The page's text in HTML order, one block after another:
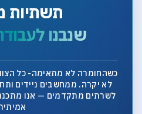
תשתיות
שנבנו
כשהחומרה לא מתאימה- כל
לא יקרה. ממחשבים ניידים
לשרתים מתקדמים — אנו